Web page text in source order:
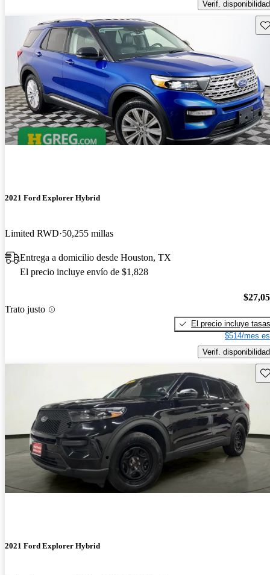
Verif. disponibilidad
2021 Ford Explorer Hybrid
Limited RWD 50,255 millas
Entrega a domicilio desde Houston, TX
El precio incluye envío de $1,828
Trato justo
El precio incluye tasas
$514/mes
Verif. disponibilidad
2021 Ford Explorer Hybrid